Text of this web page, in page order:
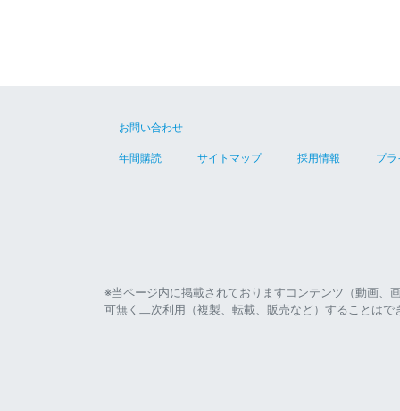
お問い合わせ
年間購読 サイトマップ 採用情報 プ
※当ページ内に掲載されておりますコンテンツ（動画、
可無く二次利用（複製、転載、販売など）することはで